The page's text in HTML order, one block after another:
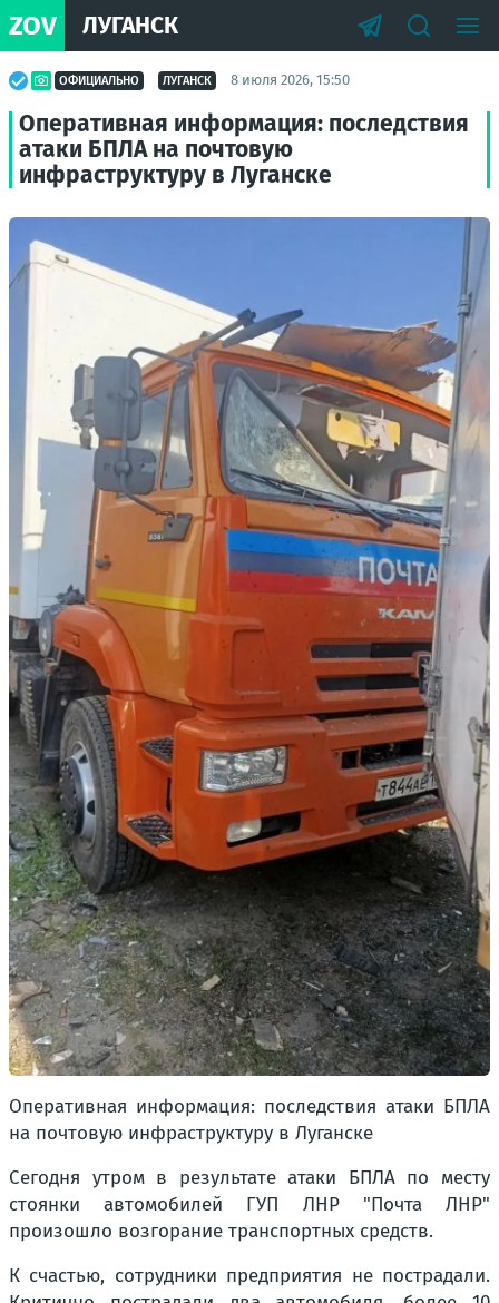
ZOV ЛУГАНСК
ОФИЦИАЛЬНО ЛУГАНСК 8 июля 2026, 15:50
Оперативная информация: последствия
атаки БПЛА на почтовую
инфраструктуру в Луганске
Оперативная информация: последствия атаки БПЛА
на почтовую инфраструктуру в Луганске
Сегодня утром в результате атаки БПЛА по месту
стоянки автомобилей ГУП ЛНР "Почта ЛНР"
произошло возгорание транспортных средств.
К счастью, сотрудники предприятия не пострадали.